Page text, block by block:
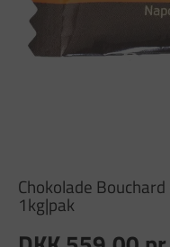
Chokolade
1kg|pak